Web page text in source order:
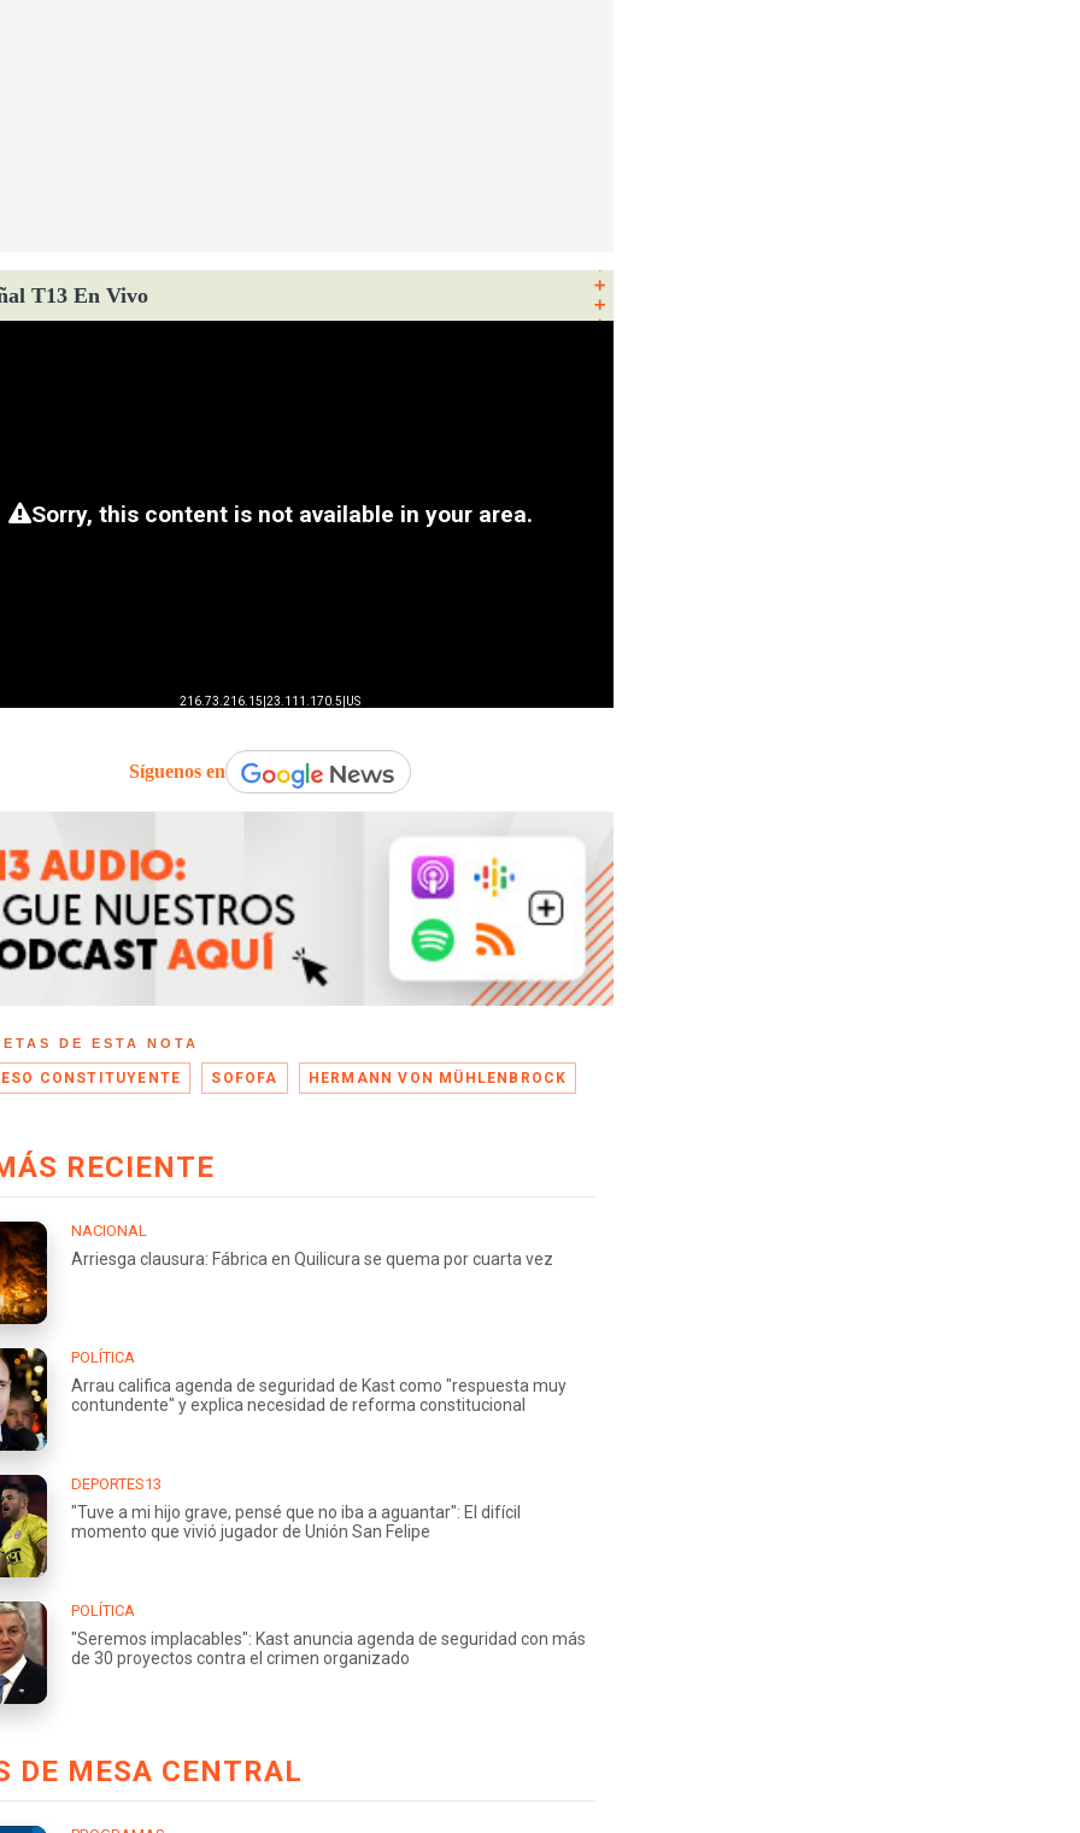
T13 En Vivo
Síguenos en
DE ESTA NOTA
CONSTITUYENTE SOFOFA HERMANN VON MÜHLENBROCK
RECIENTE
NACIONAL
Arriesga clausura: Fábrica en Quilicura se quema por cuarta vez
POLÍTICA
Arrau califica agenda de seguridad de Kast como "respuesta muy
contundente" y explica necesidad de reforma constitucional
DEPORTES13
"Tuve a mi hijo grave, pensé que no iba a aguantar": El difícil
momento que vivió jugador de Unión San Felipe
POLÍTICA
"Seremos implacables": Kast anuncia agenda de seguridad con más
de 30 proyectos contra el crimen organizado
DE MESA CENTRAL